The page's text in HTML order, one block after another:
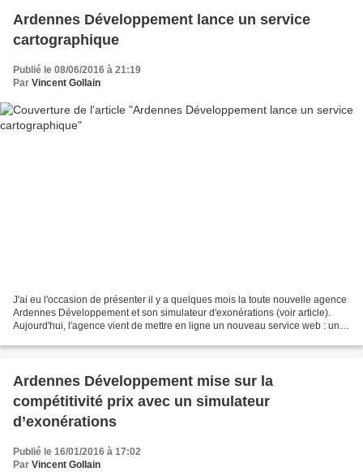
Ardennes Développement lance un service
cartographique
Publié le 08/06/2016 à 21:19
Par Vincent Gollain
J'ai eu l'occasion de présenter il y a quelques mois la toute nouvelle agence
Ardennes Développement et son simulateur d'exonérations (voir article).
Aujourd'hui, l'agence vient de mettre en ligne un nouveau service web : un
Ardennes Développement mise sur la
compétitivité prix avec un simulateur
d’exonérations
Publié le 16/01/2016 à 17:02
Par Vincent Gollain